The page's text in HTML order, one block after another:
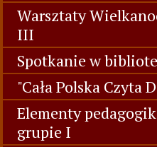
Warsztaty
III
Spotkanie w
"Cała Polska Czyta
Elementy
grupie I